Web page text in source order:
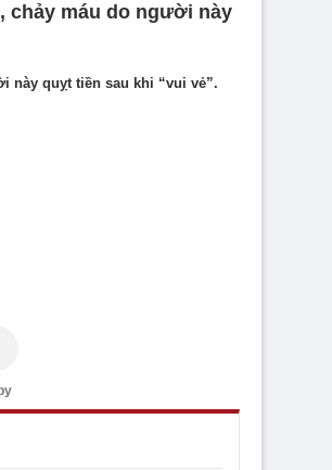
chảy máu do người này
này quỵt tiền sau khi “vui vẻ”.